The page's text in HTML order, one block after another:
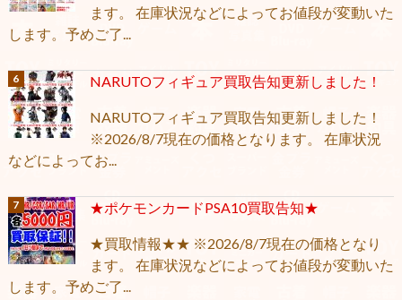
ます。 在庫状況などによってお値段が変動いた
します。予めご了...
NARUTOフィギュア買取告知更新しました！
NARUTOフィギュア買取告知更新しました！
※2026/8/7現在の価格となります。 在庫状況
などによってお...
★ポケモンカードPSA10買取告知★
★買取情報★★ ※2026/8/7現在の価格となり
ます。 在庫状況などによってお値段が変動いた
します。予めご了...